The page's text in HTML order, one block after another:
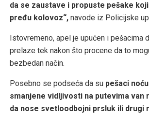
da se zaustave i propuste pešake
pređu kolovoz“, navode iz Policijske
Istovremeno, apel je upućen i pešacima
prelaze tek nakon što procene da to
bezbedan način.
Posebno se podseća da su pešaci
smanjene vidljivosti na putevima van
da nose svetloodbojni prsluk ili drugi